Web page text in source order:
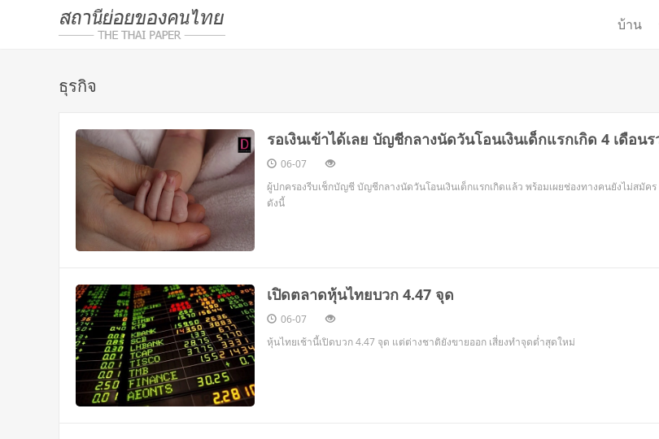
บ้าน
ธุรกิจ
รอเงินเข้าได้เลย บัญชีกลางนัดวันโอนเงินเด็กแรกเกิด 4 เดือนร
06-07
ผู้ปกครองรีบเช็กบัญชี บัญชีกลางนัดวันโอนเงินเด็กแรกเกิดแล้ว พร้อมเผยช่องทางคนยังไม่สมัค
ดังนี้
เปิดตลาดหุ้นไทยบวก 4.47 จุด
06-07
หุ้นไทยเช้านี้เปิดบวก 4.47 จุด แต่ต่างชาติยังขายออก เสี่ยงทำจุดต่ำสุดใหม่